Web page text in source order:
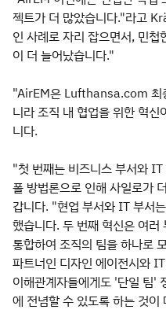
젝트가 더 많았습니다."라고
인 사례로 자리 잡으면서, 민
이 더 늘어났습니다."
"AirEM은 Lufthansa.com 최
니라 조직 내 협업을 위한 혁
니다.
"첫 번째는 비즈니스 부서와
폴 방법론으로 인해 사일로가
갑니다. "현업 부서와 IT 부서
했습니다. 두 번째 혁신은 여
통합하여 조직의 팀을 하나로
파트너인 디자인 에이전시와
이해관계자들에게도 '단일 팀'
에 전념할 수 있도록 하는 것이